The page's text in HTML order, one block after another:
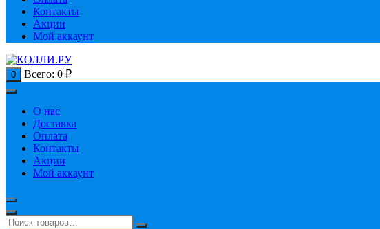
Контакты
Акции
Мой аккаунт
0 Всего: 0 ₽
О нас
Доставка
Оплата
Контакты
Акции
Мой аккаунт